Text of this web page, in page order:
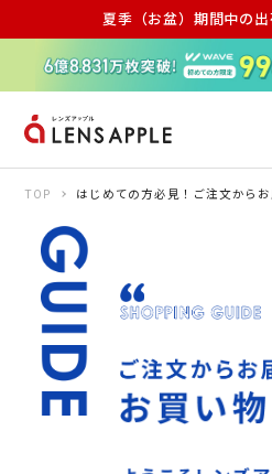
夏季（お盆）期間中の
アキュビュー メ
TOP はじめての方必見！ご注文から